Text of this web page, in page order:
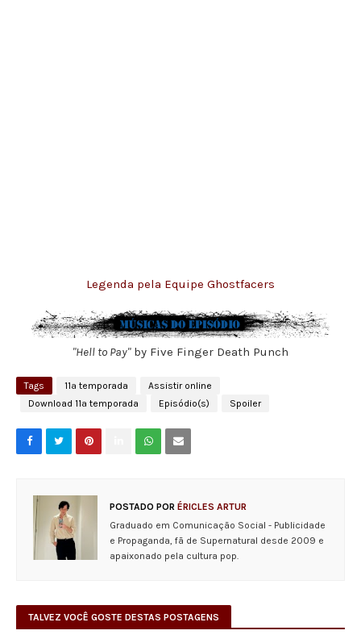
Legenda pela Equipe Ghostfacers
"Hell to Pay"by Five Finger Death Punch
Tags 11ª temporada
Assistir online
Download 11ª temporada
Episódio(s) Spoiler
POSTADO POR ÉRICLES ARTUR
Graduado em Comunicação Social - Publicidade
e Propaganda, fã de Supernatural desde 2009 e
apaixonado pela cultura pop.
TALVEZ VOCÊ GOSTE DESTAS POSTAGENS